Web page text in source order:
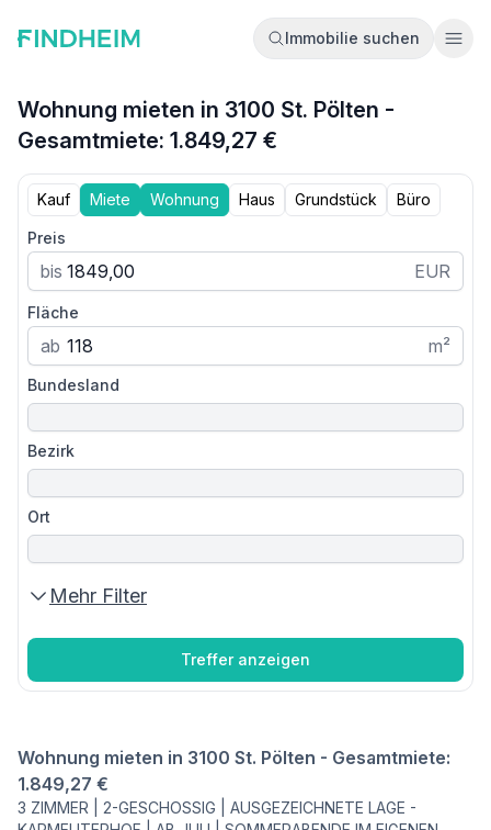
Immobilie suchen
Wohnung mieten in 3100 St. Pölten -
Gesamtmiete: 1.849,27 €
Kauf Miete Wohnung Haus Grundstück Büro
Preis
bis EUR
Fläche
ab m²
Bundesland
Bezirk
Ort
Mehr Filter
Treffer anzeigen
Wohnung mieten in 3100 St. Pölten - Gesamtmiete:
1.849,27 €
3 ZIMMER | 2-GESCHOSSIG | AUSGEZEICHNETE LAGE -